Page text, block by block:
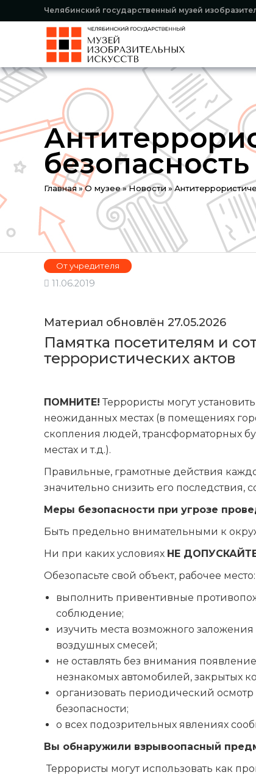
Челябинский государственный музей
безопасность
Вы
здесь
Главная»О музее»Новости »
11.06.2019
От учредителя
Материал обновлён 27.05.2026
Памятка посетителям и
террористических актов
ПОМНИТЕ! Террористы могут
неожиданных местах (в помещениях
скопления людей, трансформаторных
местах и т.д.).
Правильные, грамотные действия
значительно снизить его последствия,
Меры безопасности при угрозе
Быть предельно внимательными к
Ни при каких условиях НЕ
Обезопасьте свой объект, рабочее место:
выполнить привентивные
соблюдение;
изучить места возможного
воздушных смесей;
не оставлять без внимания
незнакомых автомобилей, закрытых
организовать периодический осмотр
безопасности;
о всех подозрительных явлениях
Вы обнаружили взрывоопасный
Террористы могут использовать как